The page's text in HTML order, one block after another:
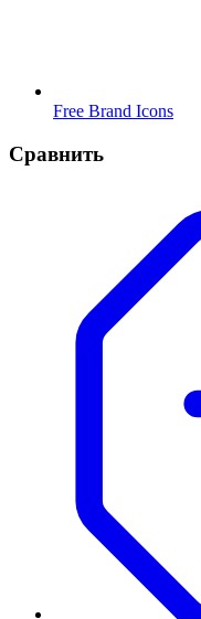
Free Brand Icons
Сравнить